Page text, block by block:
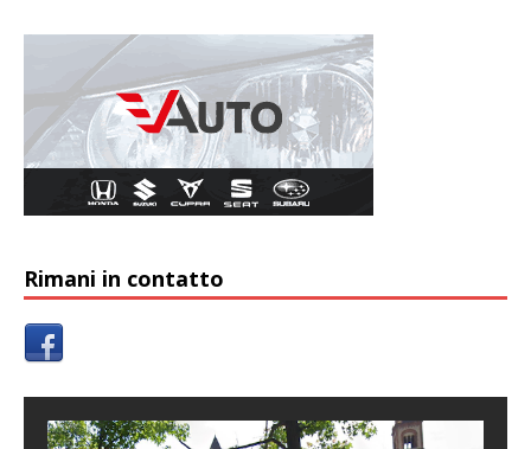
Rimani in contatto